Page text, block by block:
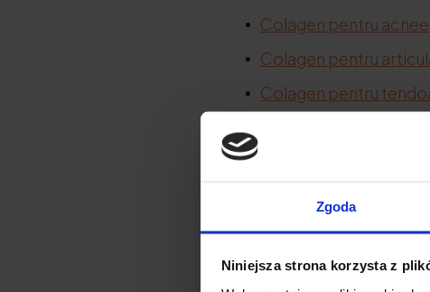
Zgoda
Niniejsza strona korzysta z
Colagen pentru acnee
Colagen pentru
Colagen pentru